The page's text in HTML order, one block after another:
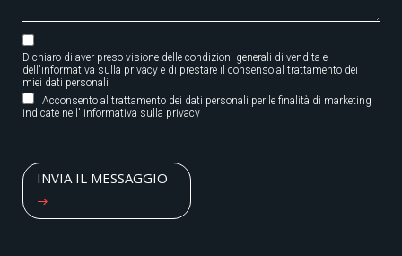
Dichiaro di aver preso visione delle condizioni generali di vendita e
dell'informativa sulla privacy e di prestare il consenso al trattamento dei
miei dati personali
Acconsento al trattamento dei dati personali per le finalità di marketing
indicate nell' informativa sulla privacy